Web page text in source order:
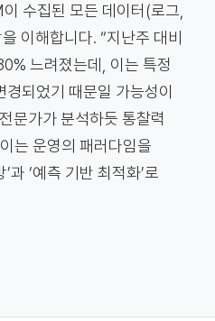
수집된 모든 데이터(로그,
이해합니다. “지난주 대비
느려졌는데, 이는 특정
되었기 때문일 가능성이
문가가 분석하듯 통찰력
는 운영의 패러다임을
과 ‘예측 기반 최적화’로